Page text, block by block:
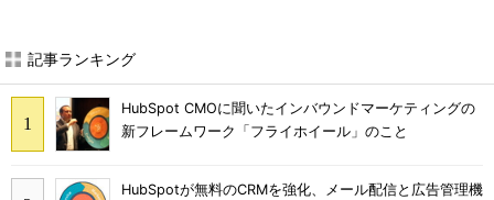
記事ランキング
HubSpot CMOに聞いたインバウンドマーケティングの
新フレームワーク「フライホイール」のこと
HubSpotが無料のCRMを強化、メール配信と広告管理機